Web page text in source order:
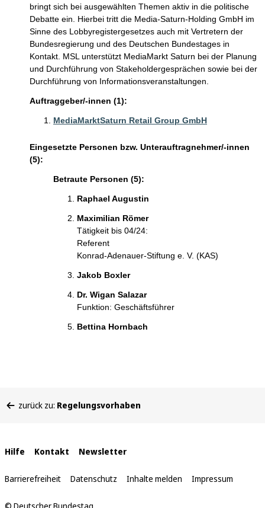
bringt sich bei ausgewählten Themen aktiv in die politische
Debatte ein. Hierbei tritt die Media-Saturn-Holding GmbH im
Sinne des Lobbyregistergesetzes auch mit Vertretern der
Bundesregierung und des Deutschen Bundestages in
Kontakt. MSL unterstützt MediaMarkt Saturn bei der Planung
und Durchführung von Stakeholdergesprächen sowie bei der
Durchführung von Informationsveranstaltungen.
Auftraggeber/-innen (1):
MediaMarktSaturn Retail Group GmbH
Eingesetzte Personen bzw. Unterauftragnehmer/-innen
(5):
Betraute Personen (5):
Raphael Augustin
Maximilian Römer
Tätigkeit bis 04/24:
Referent
Konrad-Adenauer-Stiftung e. V. (KAS)
Jakob Boxler
Dr. Wigan Salazar
Funktion: Geschäftsführer
Bettina Hornbach
befinden
zurück zu: Regelungsvorhaben
Interne
Links
Hilfe Kontakt Newsletter
Barrierefreiheit Datenschutz Inhalte melden Impressum